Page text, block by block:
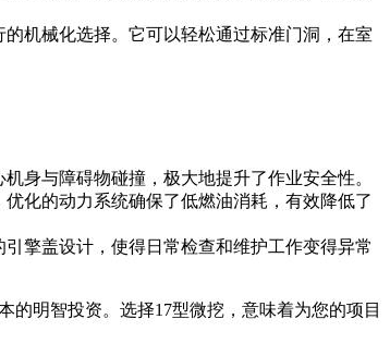
机械化选择。它可以轻松通过标准门洞，在室
身与障碍物碰撞，极大地提升了作业安全性。
化的动力系统确保了低燃油消耗，有效降低了
擎盖设计，使得日常检查和维护工作变得异常
明智投资。选择17型微挖，意味着为您的项目